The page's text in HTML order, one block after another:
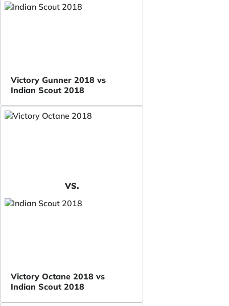
Victory Gunner 2018 vs
Indian Scout 2018
VS.
Victory Octane 2018 vs
Indian Scout 2018